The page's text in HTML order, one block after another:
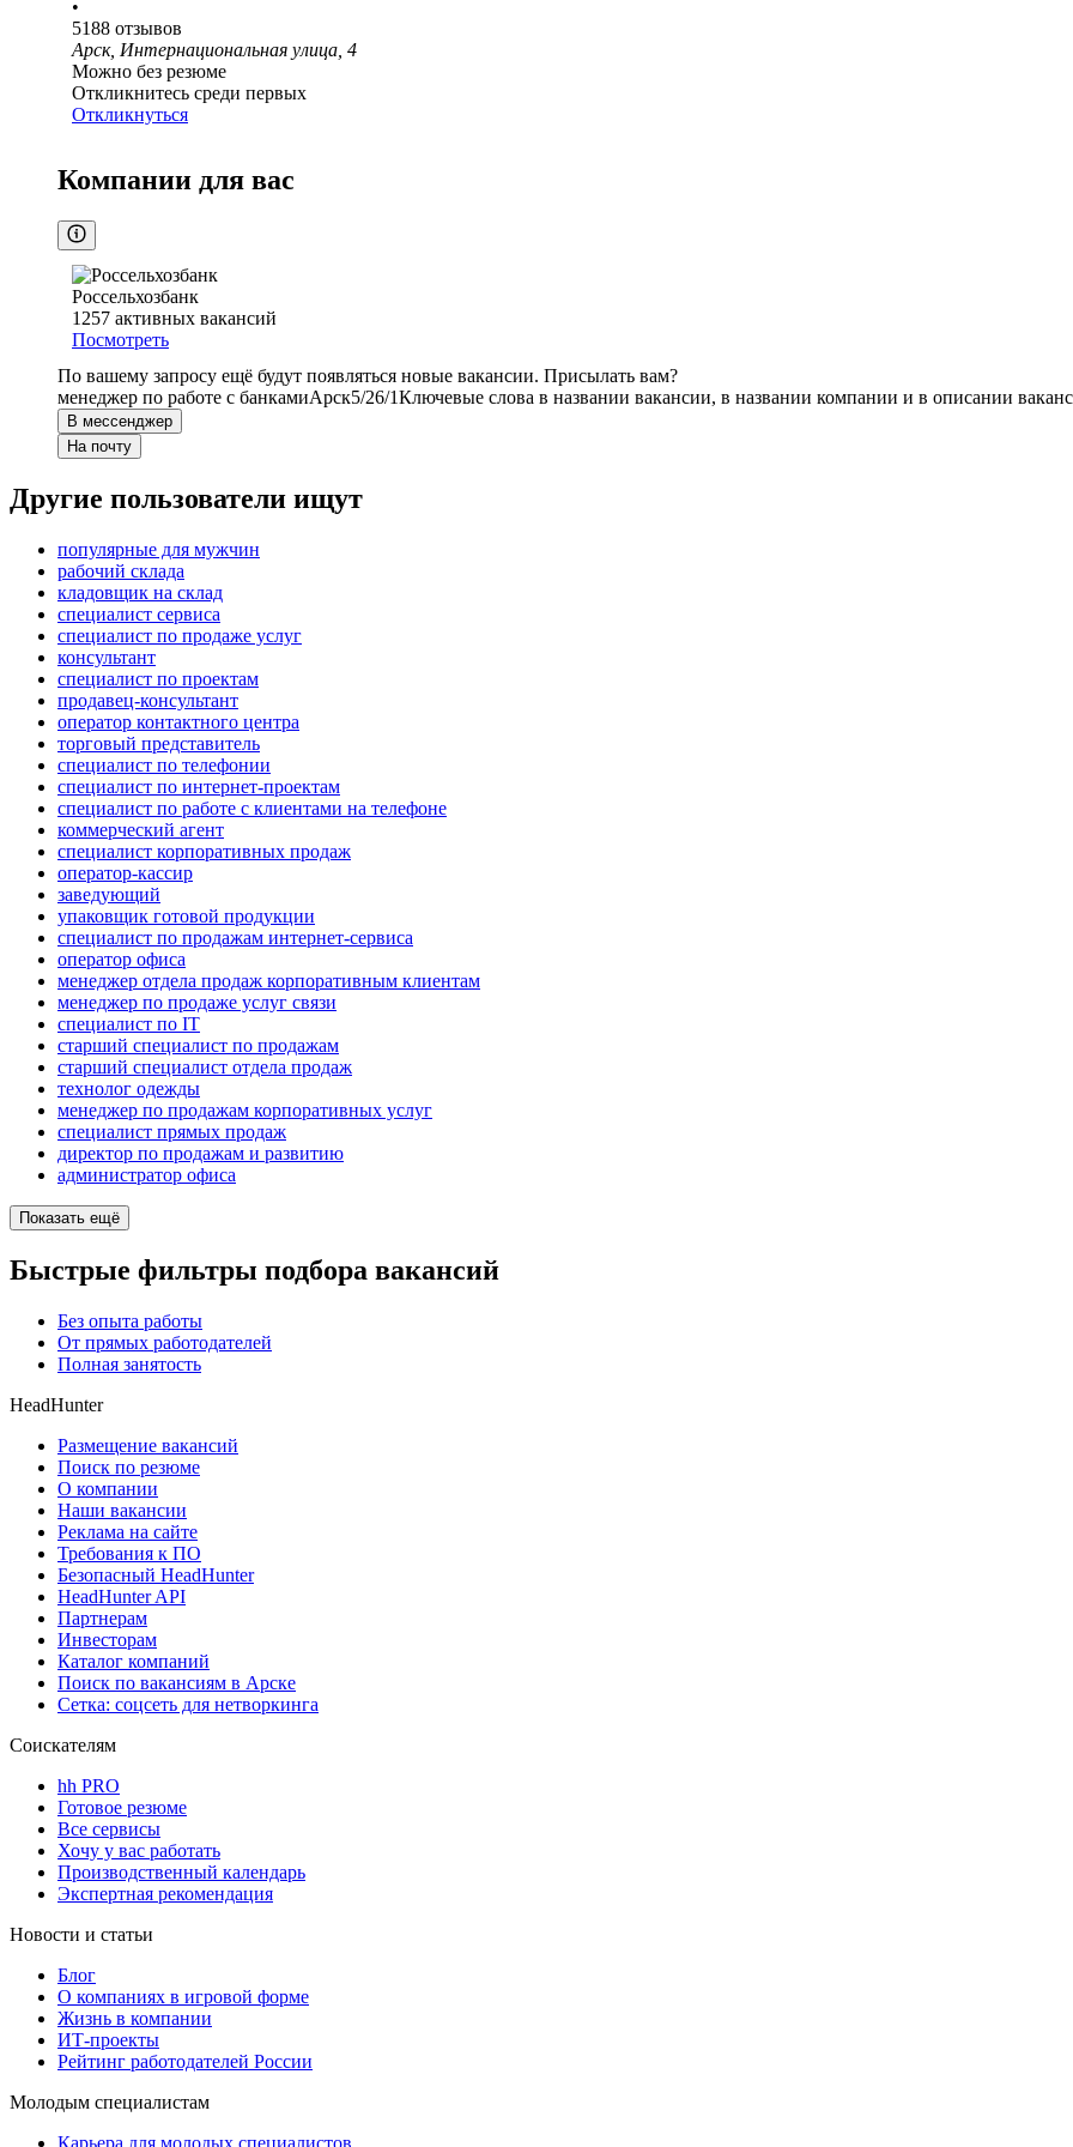
•
5188 отзывов
Арск, Интернациональная улица, 4
Можно без резюме
Откликнитесь среди первых
Откликнуться
Компании для вас
Россельхозбанк
1257 активных вакансий
Посмотреть
По вашему запросу ещё будут появляться новые вакансии. Присылать вам?
менеджер по работе с банкамиАрск5/26/1Ключевые слова в названии вакансии, в названии компании и в описании
В мессенджер
На почту
Другие пользователи ищут
популярные для мужчин
рабочий склада
кладовщик на склад
специалист сервиса
специалист по продаже услуг
консультант
специалист по проектам
продавец-консультант
оператор контактного центра
торговый представитель
специалист по телефонии
специалист по интернет-проектам
специалист по работе с клиентами на телефоне
коммерческий агент
специалист корпоративных продаж
оператор-кассир
заведующий
упаковщик готовой продукции
специалист по продажам интернет-сервиса
оператор офиса
менеджер отдела продаж корпоративным клиентам
менеджер по продаже услуг связи
специалист по IT
старший специалист по продажам
старший специалист отдела продаж
технолог одежды
менеджер по продажам корпоративных услуг
специалист прямых продаж
директор по продажам и развитию
администратор офиса
Показать ещё
Быстрые фильтры подбора вакансий
Без опыта работы
От прямых работодателей
Полная занятость
HeadHunter
Размещение вакансий
Поиск по резюме
О компании
Наши вакансии
Реклама на сайте
Требования к ПО
Безопасный HeadHunter
HeadHunter API
Партнерам
Инвесторам
Каталог компаний
Поиск по вакансиям в Арске
Сетка: соцсеть для нетворкинга
Соискателям
hh PRO
Готовое резюме
Все сервисы
Хочу у вас работать
Производственный календарь
Экспертная рекомендация
Новости и статьи
Блог
О компаниях в игровой форме
Жизнь в компании
ИТ-проекты
Рейтинг работодателей России
Молодым специалистам
Карьера для молодых специалистов